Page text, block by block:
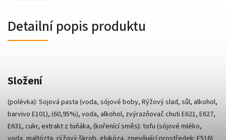
Detailní popis produktu
Složení
(polévka): Sojová pasta (voda, sójové boby, Rýžový slad, sůl, alkohol,
barvivo E101), (60,95%), voda, alkohol, zvýrazňovač chuti E621, E627,
E631, cukr, extrakt z tuňáka, (kořenící směs): tofu (sójové mléko,